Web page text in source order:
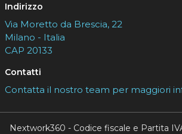
Indirizzo
Via Moretto da Brescia, 22
Milano - Italia
CAP 20133
Contatti
Contatta il nostro team per maggiori
Nextwork360 - Codice fiscale e Partita